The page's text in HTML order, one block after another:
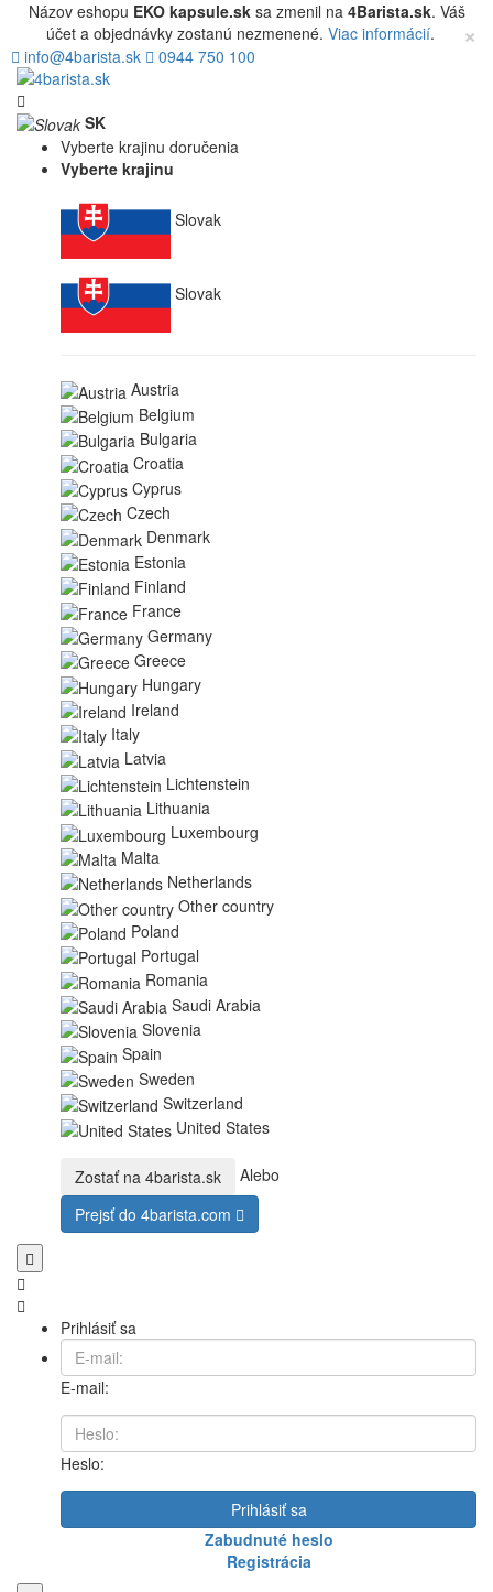
Názov eshopu EKO kapsule.sksa zmenil na 4Barista.sk. Váš
účet a objednávky zostanú nezmenené. Viac informácií. ×
info@4barista.sk 0944 750 100
SK
Vyberte krajinu doručenia
Vyberte krajinu
Slovak
Slovak
Austria
Belgium
Bulgaria
Croatia
Cyprus
Czech
Denmark
Estonia
Finland
France
Germany
Greece
Hungary
Ireland
Italy
Latvia
Lichtenstein
Lithuania
Luxembourg
Malta
Netherlands
Other country
Poland
Portugal
Romania
Saudi Arabia
Slovenia
Spain
Sweden
Switzerland
United States
Zostať na 4barista.sk
Alebo
Prejsť do 4barista.com
Prihlásiť sa
E-mail:
Heslo:
Prihlásiť sa
Zabudnuté heslo
Registrácia